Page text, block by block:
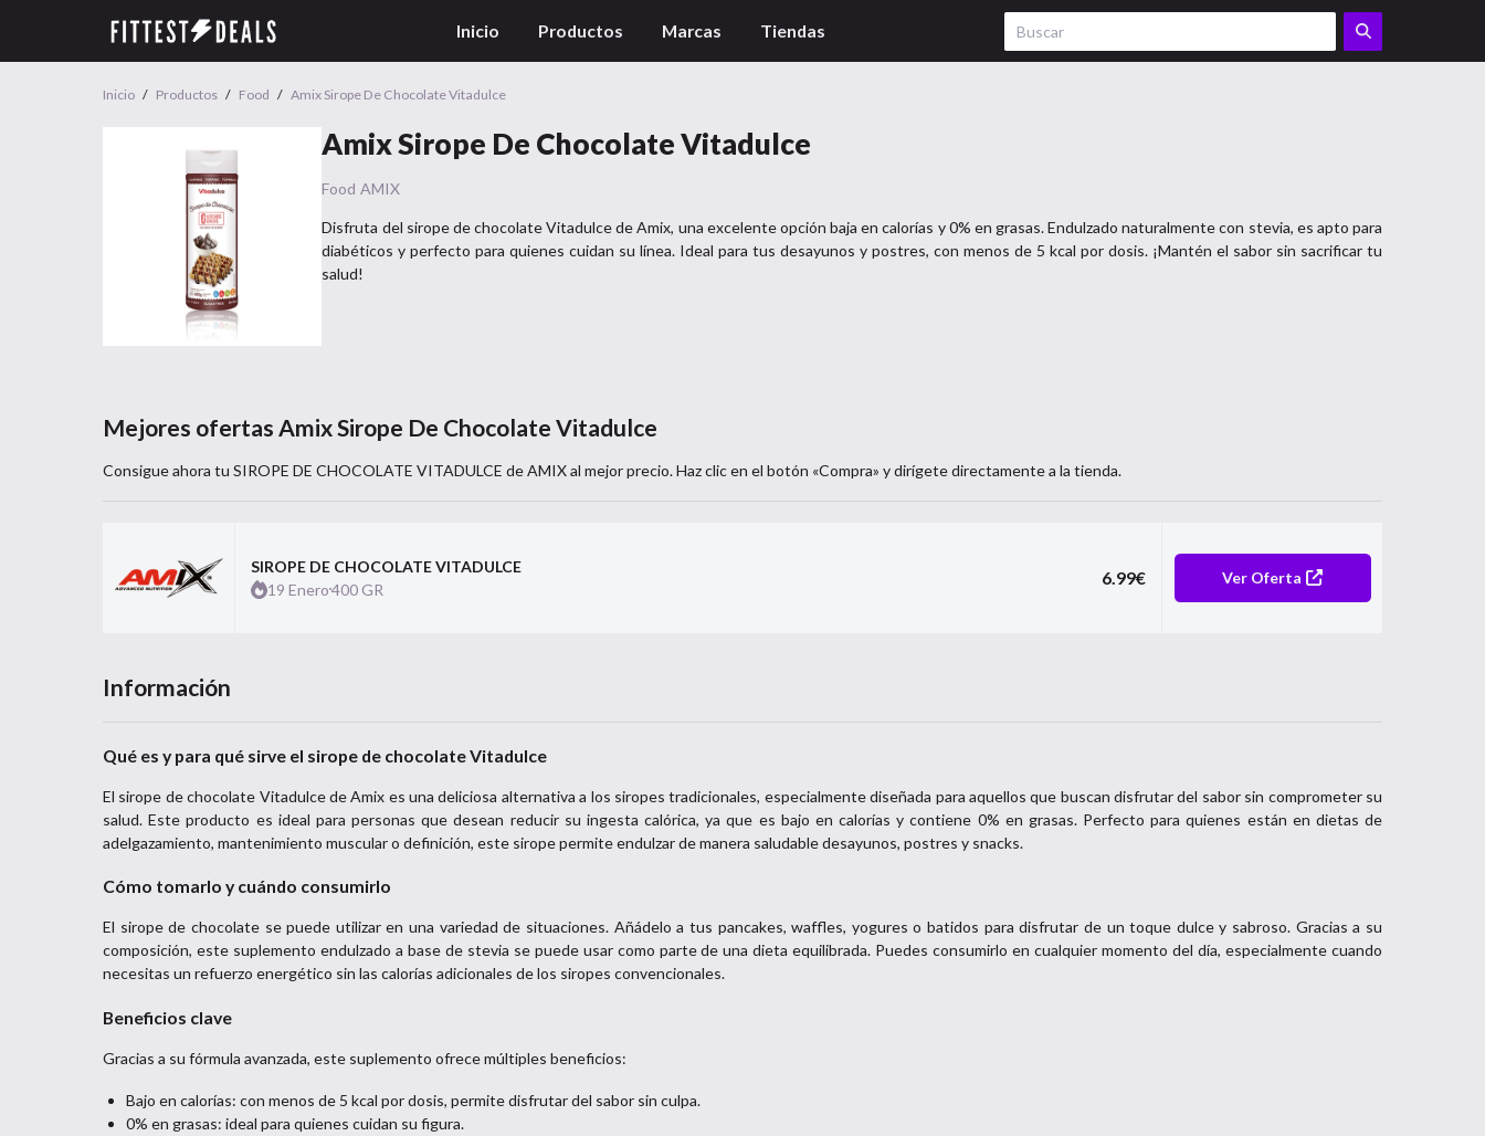
Inicio Productos Marcas Tiendas
Inicio / Productos / Food / Amix Sirope De Chocolate Vitadulce
Amix Sirope De Chocolate Vitadulce
Food AMIX
Disfruta del sirope de chocolate Vitadulce de Amix, una excelente opción baja en calorías y 0% en grasas. Endulzado naturalmente con stevia, es apto para
diabéticos y perfecto para quienes cuidan su línea. Ideal para tus desayunos y postres, con menos de 5 kcal por dosis. ¡Mantén el sabor sin sacrificar tu
salud!
Mejores ofertas Amix Sirope De Chocolate Vitadulce
Consigue ahora tu SIROPE DE CHOCOLATE VITADULCE deAMIXal mejor precio. Haz clic en el botón «Compra» y dirígete directamente a la tienda.
SIROPE DE CHOCOLATE VITADULCE
19 Enero
400 GR
6.99€ Ver Oferta
Información
Qué es y para qué sirve el sirope de chocolate Vitadulce
El sirope de chocolate Vitadulce de Amix es una deliciosa alternativa a los siropes tradicionales, especialmente diseñada para aquellos que buscan disfrutar del sabor sin comprometer su
salud. Este producto es ideal para personas que desean reducir su ingesta calórica, ya que es bajo en calorías y contiene 0% en grasas. Perfecto para quienes están en dietas de
adelgazamiento, mantenimiento muscular o definición, este sirope permite endulzar de manera saludable desayunos, postres y snacks.
Cómo tomarlo y cuándo consumirlo
El sirope de chocolate se puede utilizar en una variedad de situaciones. Añádelo a tus pancakes, waffles, yogures o batidos para disfrutar de un toque dulce y sabroso. Gracias a su
composición, este suplemento endulzado a base de stevia se puede usar como parte de una dieta equilibrada. Puedes consumirlo en cualquier momento del día, especialmente cuando
necesitas un refuerzo energético sin las calorías adicionales de los siropes convencionales.
Beneficios clave
Gracias a su fórmula avanzada, este suplemento ofrece múltiples beneficios:
Bajo en calorías: con menos de 5 kcal por dosis, permite disfrutar del sabor sin culpa.
0% en grasas: ideal para quienes cuidan su figura.